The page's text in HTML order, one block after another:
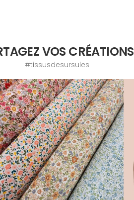
VOS CRÉATIONS
#tissusdesursules